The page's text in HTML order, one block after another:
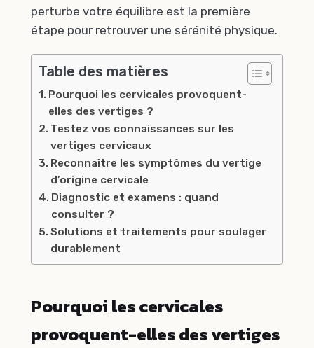
perturbe votre équilibre est la première
étape pour retrouver une sérénité physique.
Table des matières
Pourquoi les cervicales provoquent-
elles des vertiges ?
Testez vos connaissances sur les
vertiges cervicaux
Reconnaître les symptômes du vertige
d’origine cervicale
Diagnostic et examens : quand
consulter ?
Solutions et traitements pour soulager
durablement
Pourquoi les cervicales
provoquent-elles des vertiges